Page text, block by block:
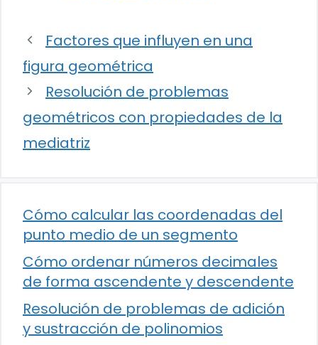
Factores que influyen en una
figura geométrica
Resolución de problemas
geométricos con propiedades de la
mediatriz
Cómo calcular las coordenadas del
punto medio de un segmento
Cómo ordenar números decimales
de forma ascendente y descendente
Resolución de problemas de adición
y sustracción de polinomios